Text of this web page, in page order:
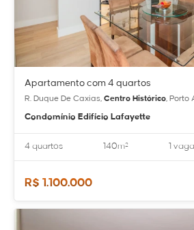
Apartamento com 4 quartos
R. Duque De Caxias, Centro Histórico, Porto
Condomínio Edifício Lafayette
4 quartos 140m² 1 vaga
R$ 1.100.000